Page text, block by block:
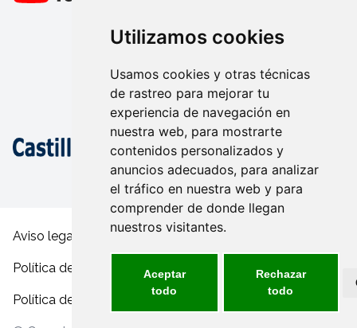
Utilizamos cookies
Usamos cookies y otras técnicas
de rastreo para mejorar tu
experiencia de navegación en
nuestra web, para mostrarte
contenidos personalizados y
anuncios adecuados, para analizar
el tráfico en nuestra web y para
comprender de donde llegan
nuestros visitantes.
Aceptar
todo
Rechazar
todo
Aviso legal y condiciones de uso
Política de privacidad
Política de cookies